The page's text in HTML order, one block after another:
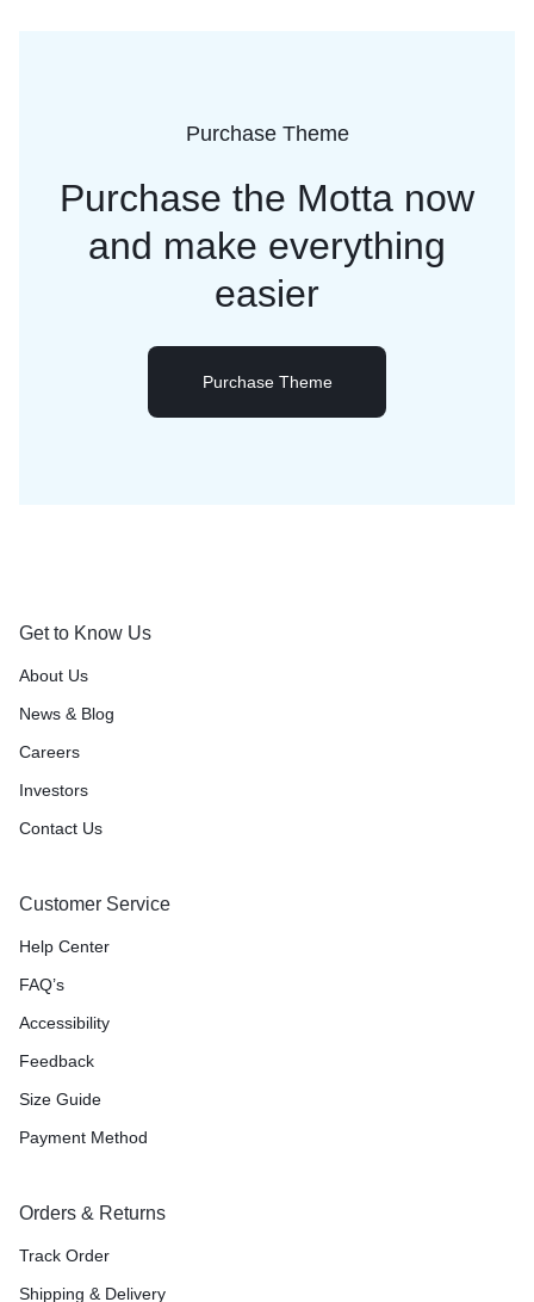
Purchase Theme
Purchase the Motta now
and make everything
easier
Purchase Theme
Get to Know Us
About Us
News & Blog
Careers
Investors
Contact Us
Customer Service
Help Center
FAQ’s
Accessibility
Feedback
Size Guide
Payment Method
Orders & Returns
Track Order
Shipping & Delivery